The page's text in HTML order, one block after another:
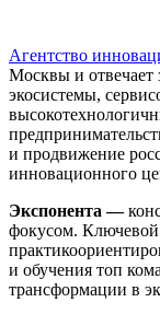
Агентство
Москвы и отвечает
экосистемы,
и продвижение
инновационного
Экспонента —
фокусом.
и обучения топ
трансформации в